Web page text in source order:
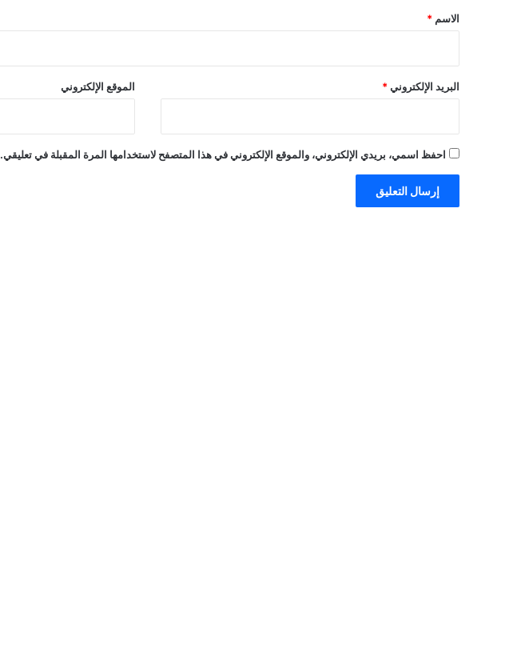
*
الاسم *
البريد الإلكتروني * الموقع الإلكتروني
احفظ اسمي، بريدي الإلكتروني، والموقع الإلكتروني في هذا المتصفح لاستخدامها المرة المقبلة في تعليقي.